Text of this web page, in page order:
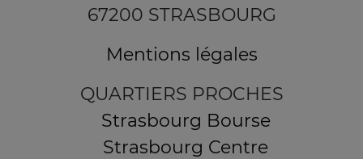
67200 STRASBOURG
Mentions légales
QUARTIERS PROCHES
Strasbourg Bourse
Strasbourg Centre